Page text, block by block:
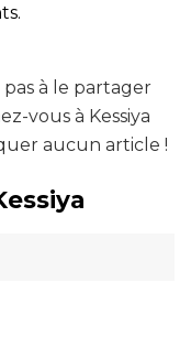
à le partager
vous à Kessiya
aucun article !